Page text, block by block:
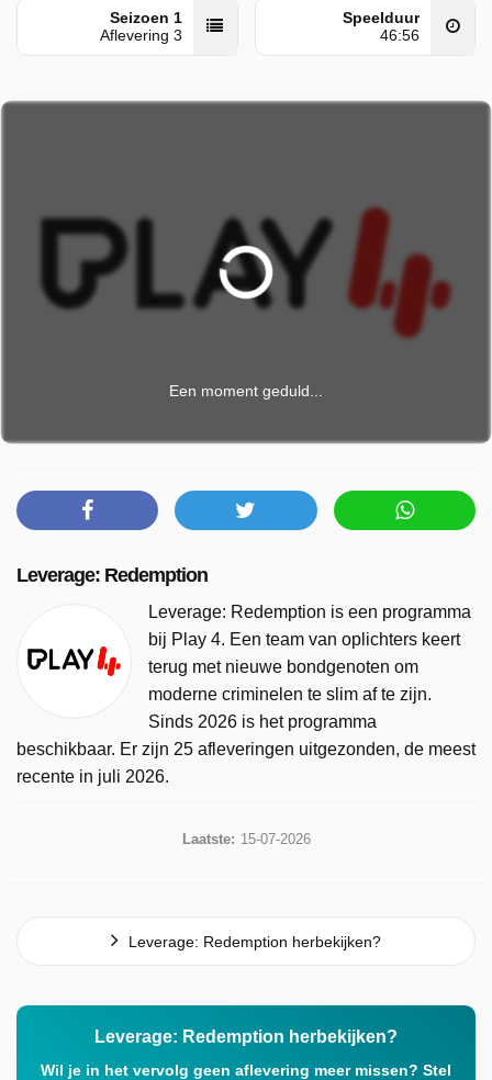
Seizoen 1
Aflevering 3
Speelduur
46:56
Een moment geduld...
Leverage: Redemption
Leverage: Redemption is een programma
bij Play 4. Een team van oplichters keert
terug met nieuwe bondgenoten om
moderne criminelen te slim af te zijn.
Sinds 2026 is het programma
beschikbaar. Er zijn 25 afleveringen uitgezonden, de meest
recente in juli 2026.
Laatste: 15-07-2026
Leverage: Redemption herbekijken?
Leverage: Redemption herbekijken?
Wil je in het vervolg geen aflevering meer missen? Stel